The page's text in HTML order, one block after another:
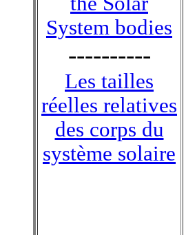
System bodies
----------
Les tailles
réelles relatives
des corps du
système solaire